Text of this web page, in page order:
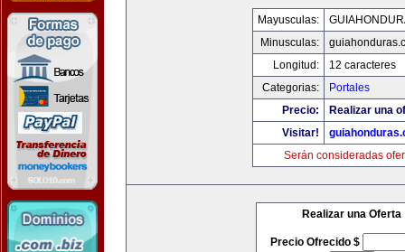
Mayusculas:
Minusculas:
Longitud:
12 caracteres
Categorias:
Portales
Precio:
Realizar una
Visitar!
Serán consideradas
Realizar una Oferta
Precio Ofrecido $